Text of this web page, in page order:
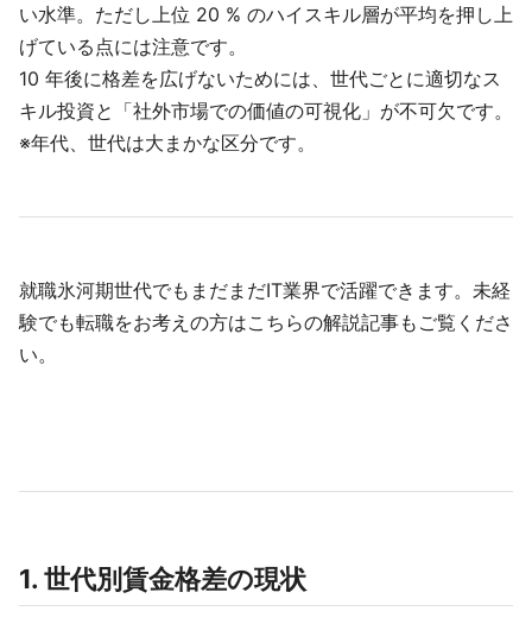
い水準。ただし上位 20 % のハイスキル層が平均を押し上
げている点には注意です。
10 年後に格差を広げないためには、世代ごとに適切なス
キル投資と「社外市場での価値の可視化」が不可欠です。
※年代、世代は大まかな区分です。
就職氷河期世代でもまだまだIT業界で活躍できます。未経
験でも転職をお考えの方はこちらの解説記事もご覧くださ
い。
1. 世代別賃金格差の現状